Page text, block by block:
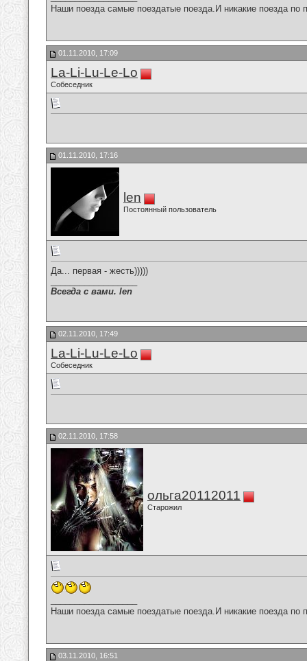
Наши поезда самые поездатые поезда.И никакие поезда по
01.11.2010, 17:09
La-Li-Lu-Le-Lo
Собеседник
01.11.2010, 17:16
len
Постоянный пользователь
Да... первая - жесть)))))
Всегда с вами. len
02.11.2010, 17:49
La-Li-Lu-Le-Lo
Собеседник
02.11.2010, 17:58
ольга20112011
Старожил
Наши поезда самые поездатые поезда.И никакие поезда по
03.11.2010, 16:51